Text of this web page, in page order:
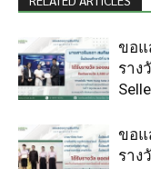
ขอแ
ราง
ขอแ
ราง